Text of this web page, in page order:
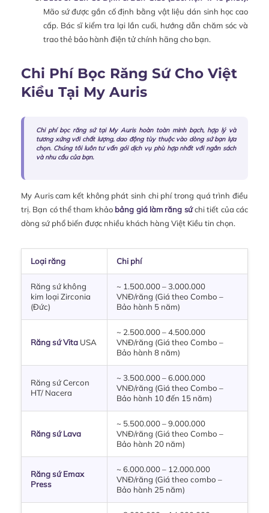
Mão sứ được gắn cố định bằng vật liệu dán sinh học cao
cấp. Bác sĩ kiểm tra lại lần cuối, hướng dẫn chăm sóc và
trao thẻ bảo hành điện tử chính hãng cho bạn.
Chi Phí Bọc Răng Sứ Cho Việt
Kiều Tại My Auris
Chi phí bọc răng sứ tại My Auris hoàn toàn minh bạch, hợp lý và
tương xứng với chất lượng, dao động tùy thuộc vào dòng sứ bạn lựa
chọn. Chúng tôi luôn tư vấn gói dịch vụ phù hợp nhất với ngân sách
và nhu cầu của bạn.
My Auris cam kết không phát sinh chi phí trong quá trình điều
trị. Bạn có thể tham khảo bảng giá làm răng sứchi tiết của các
dòng sứ phổ biến được nhiều khách hàng Việt Kiều tin chọn.
Loại răng Chi phí
Răng sứ không
kim loại Zirconia
(Đức)
~ 1.500.000 – 3.000.000
VNĐ/răng (Giá theo Combo –
Bảo hành 5 năm)
Răng sứ Vita USA
~ 2.500.000 – 4.500.000
VNĐ/răng (Giá theo Combo –
Bảo hành 8 năm)
Răng sứ Cercon
HT/ Nacera
~ 3.500.000 – 6.000.000
VNĐ/răng (Giá theo Combo –
Bảo hành 10 đến 15 năm)
Răng sứ Lava
~ 5.500.000 – 9.000.000
VNĐ/răng (Giá theo Combo –
Bảo hành 20 năm)
Răng sứ Emax
Press
~ 6.000.000 – 12.000.000
VNĐ/răng (Giá theo combo –
Bảo hành 25 năm)